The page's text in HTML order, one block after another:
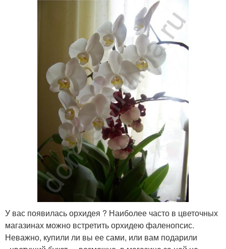
У вас появилась орхидея ? Наиболее часто в цветочных
магазинах можно встретить орхидею фаленопсис.
Неважно, купили ли вы ее сами, или вам подарили